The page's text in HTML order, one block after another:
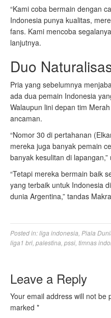
“Kami coba bermain dengan
Indonesia punya kualitas,
fans. Kami mencoba
lanjutnya.
Duo
Pria yang sebelumnya
ada dua pemain Indonesia
Walaupun lini depan tim
ancaman.
“Nomor 30 di pertahanan
mereka juga banyak pemain
banyak kesulitan di lapangan,”
“Tetapi mereka bermain baik
yang terbaik untuk Indonesia
dunia Argentina,” tandas
Posted in:liga indonesia Piala
liga1 bri palestina pssi timnas
Leave a Reply
Your email address will not be
marked *